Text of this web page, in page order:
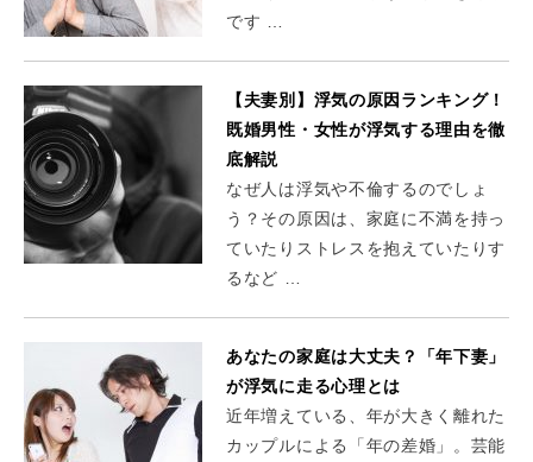
です …
【夫妻別】浮気の原因ランキング！
既婚男性・女性が浮気する理由を徹
底解説
なぜ人は浮気や不倫するのでしょ
う？その原因は、家庭に不満を持っ
ていたりストレスを抱えていたりす
るなど …
あなたの家庭は大丈夫？「年下妻」
が浮気に走る心理とは
近年増えている、年が大きく離れた
カップルによる「年の差婚」。芸能